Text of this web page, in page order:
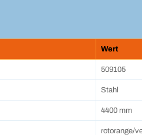
Wert
509105
Stahl
4400 mm
rotorange/